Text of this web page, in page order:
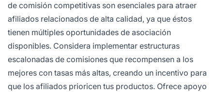
de comisión competitivas son esenciales para atraer
afiliados relacionados de alta calidad, ya que éstos
tienen múltiples oportunidades de asociación
disponibles. Considera implementar estructuras
escalonadas de comisiones que recompensen a los
mejores con tasas más altas, creando un incentivo para
que los afiliados prioricen tus productos. Ofrece apoyo